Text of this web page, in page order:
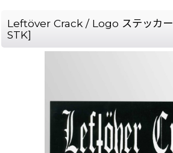
Leftöver Crack / Logo ステッカー
STK]